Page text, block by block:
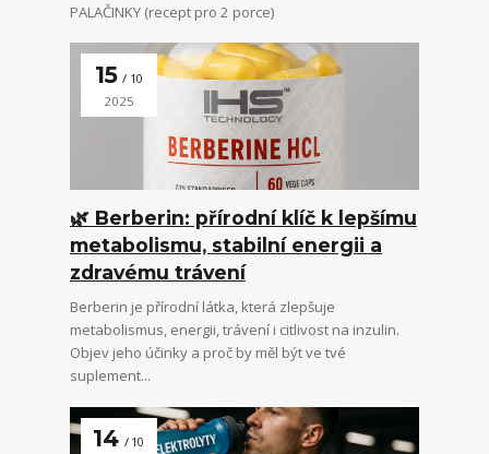
PALAČINKY (recept pro 2 porce)
15 10
2025
🌿 Berberin: přírodní klíč k lepšímu
metabolismu, stabilní energii a
zdravému trávení
Berberin je přírodní látka, která zlepšuje
metabolismus, energii, trávení i citlivost na inzulin.
Objev jeho účinky a proč by měl být ve tvé
suplement...
14 10